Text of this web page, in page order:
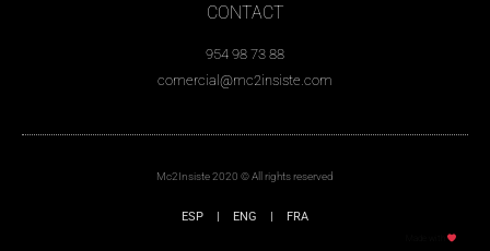
CONTACT
954 98 73 88
comercial@mc2insiste.com
Mc2Insiste 2020 © All rights reserved
ESP | ENG | FRA